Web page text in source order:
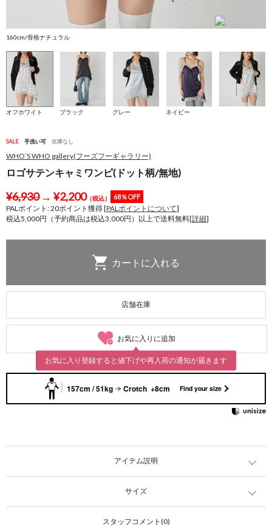
160cm/骨格ナチュラル
オフホワイト ブラック グレー ネイビー
SALE 手洗い可 在庫なし
WHO’S WHO gallery(フーズフーギャラリー)
ロゴサテンキャミワンピ(ドット柄/無地)
¥6,930→ ¥2,200（税込） 68％OFF
PALポイント:20ポイント獲得 [PALポイントについて]
税込5,000円（予約商品は税込3,000円）以上で送料無料[詳細]
店舗在庫
お気に入りに追加
お気に入り登録すると値下げや再入荷の通知が届きます
157cm / 51kg Crotch +8cm Find your size
アイテム説明
サイズ
スタッフコメント(0)